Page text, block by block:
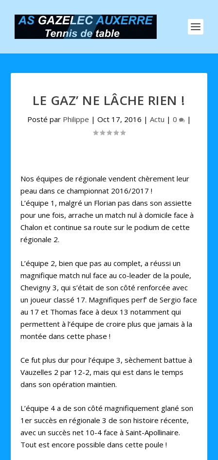
LE GAZ’ NE LÂCHE RIEN !
Posté par Philippe | Oct 17, 2016 | Actu | 0 |
Nos équipes de régionale vendent chèrement leur
peau dans ce championnat 2016/2017 !
L’équipe 1, malgré un Florian pas dans son assiette
pour une fois, arrache un match nul à domicile face à
Chalon et continue sa route sur le podium de cette
régionale 2.
L’équipe 2, bien que pas au complet, a réussi un
magnifique match nul face au co-leader de la poule,
Chevigny 3, qui s’était de son côté renforcée avec
un joueur classé 17. Magnifiques perf’ de Sergio face
au 17 et Thomas face à deux 13 notamment qui
permettent à l’équipe de croire plus que jamais à la
montée dans cette phase !
Ce fut plus dur pour l’équipe 3, sèchement battue à
Vauzelles 2 par 12-2, mais qui est dans le temps
dans son opération maintien.
L’équipe 4 a de son côté magnifiquement glané son
1er succès en régionale 3 de son histoire récente,
avec un succès net 10-4 face à Saint-Apollinaire.
Tout est encore possible dans cette poule !